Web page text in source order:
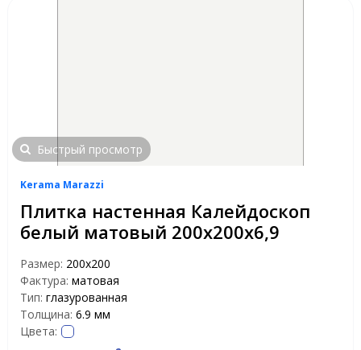
Быстрый просмотр
Kerama Marazzi
Плитка настенная Калейдоскоп
белый матовый 200х200х6,9
Размер: 200х200
Фактура: матовая
Тип: глазурованная
Толщина: 6.9 мм
Цвета: